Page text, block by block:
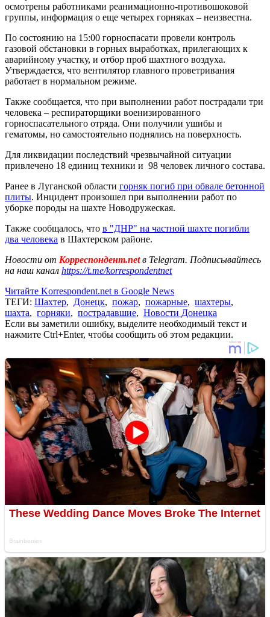
осмотрены работниками реанимационно-противошоковой
группы, информация о еще четырех горняках – неизвестна.
По состоянию на 15:00 горноспасати провели контроль
газовой обстановки в горных выработках, прилегающих к
аварийному участку, и отбор проб шахтного воздуха.
Утверждается, что вентилятор главного проветривания
работает в нормальном режиме.
Также сообщается, что при выполнении работ пострадали три
человека – респираторщики военизированного
горноспасательного отряда. Они получили ушибы и
гематомы, но самостоятельно поднялись на поверхность.
Для ликвидации последствий чрезвычайной ситуации
привлечено 18 единиц техники и 98 человек личного состава.
Ранее в Луганской области горняк погиб при обвале бетонной
плиты. Инцидент произошел при выполнении работ по
уборке породы на шахте Новодружеская.
Также сообщалось, что в "ДНР" на частной шахте погибли
два человека в Шахтерском районе.
Новости от Корреспондент.netв Telegram. Подписывайтесь
на наш канал https://t.me/korrespondentnet
Читайте Korrespondent.net в Google News
ТЕГИ: Шахтер, Донецк, пожар, пожарные, шахтеры,
шахта, горняки, пострадавшие, Новости Донецка
Если вы заметили ошибку, выделите необходимый текст и
нажмите Ctrl+Enter, чтобы сообщить об этом редакции.